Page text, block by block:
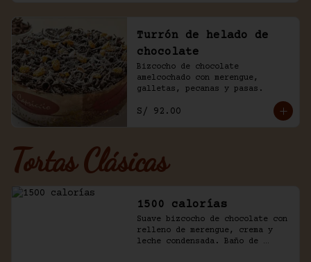
Turrón de helado de
chocolate
Bizcocho de chocolate
amelcochado con merengue,
galletas, pecanas y pasas.
S/ 92.00
Tortas Clásicas
1500 calorías
Suave bizcocho de chocolate con
relleno de merengue, crema y
leche condensada. Baño de